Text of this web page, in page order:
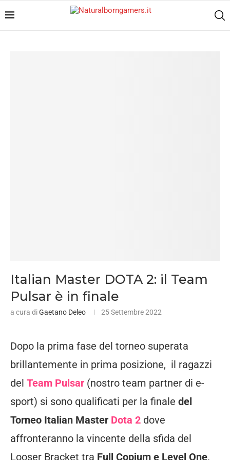
Italian Master DOTA 2: il Team
Pulsar è in finale
a cura diGaetano Deleo 25 Settembre 2022
Dopo la prima fase del torneo superata
brillantemente in prima posizione, il ragazzi
del Team Pulsar (nostro team partner di e-
sport) si sono qualificati per la finale del
Torneo Italian Master Dota 2 dove
affronteranno la vincente della sfida del
Looser Bracket tra Full Copium e Level One.